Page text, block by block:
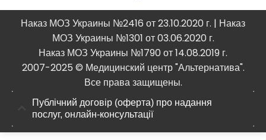
Наказ МОЗ Украины №2416 от 23.10.2020 г. | Наказ
МОЗ Украины №1301 от 03.06.2020 г.
Наказ МОЗ Украины №1790 от 14.08.2019 г.
2007-2025 © Медицинский центр "Альтернатива".
Все права защищены.
Публічний договір (оферта) про надання
послуг, онлайн-консультації